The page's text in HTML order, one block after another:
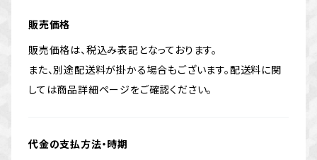
販売価格
販売価格は、税込み表記となっております。
また、別途配送料が掛かる場合もございます。配送料に関
しては商品詳細ページをご確認ください。
代金の支払方法・時期